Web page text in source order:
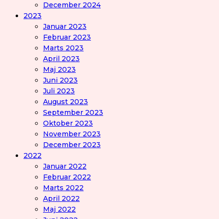
December 2024
2023
Januar 2023
Februar 2023
Marts 2023
April 2023
Maj 2023
Juni 2023
Juli 2023
August 2023
September 2023
Oktober 2023
November 2023
December 2023
2022
Januar 2022
Februar 2022
Marts 2022
April 2022
Maj 2022